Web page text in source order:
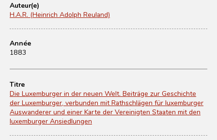
Auteur(e)
H.A.R. (Heinrich Adolph Reuland)
Année
1883
Titre
Die Luxemburger in der neuen Welt. Beiträge zur Geschichte
der Luxemburger, verbunden mit Rathschlägen für luxemburger
Auswanderer und einer Karte der Vereinigten Staaten mit den
luxemburger Ansiedlungen